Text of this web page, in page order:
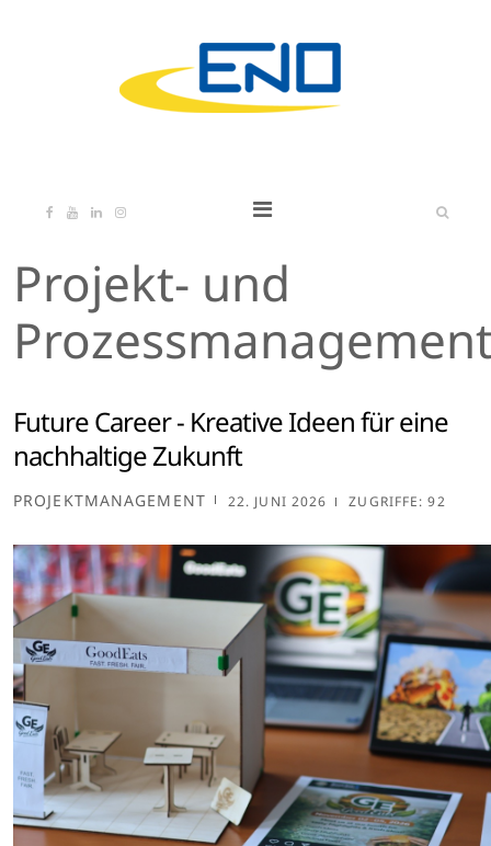
Projekt- und
Future Career - Kreative Ideen für eine
nachhaltige Zukunft
PROJEKTMANAGEMENT 22. JUNI 2026 ZUGRIFFE: 92